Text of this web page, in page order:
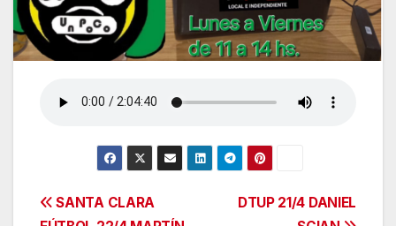
Navegación
DTUP 21/4 DANIEL
SANTA CLARA